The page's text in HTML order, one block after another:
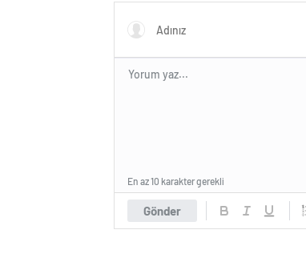
Gönder
En az 10 karakter gerekli